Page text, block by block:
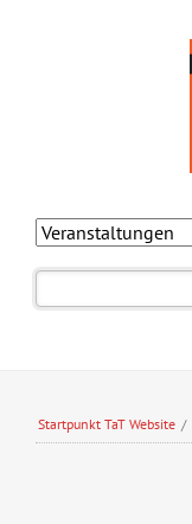
Startpunkt TaT Website /